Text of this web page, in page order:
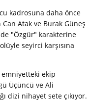
kadrosuna daha önce
Can Atak ve Burak Güneş
"Özgür" karakterine
seyirci karşısına
ekip
Üçüncü ve Ali
dizi nihayet sete çıkıyor.